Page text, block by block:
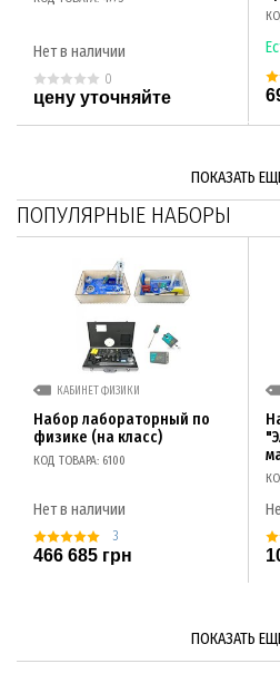
Нет в наличии
0
цену уточняйте
ПОКАЗАТЬ
ПОПУЛЯРНЫЕ НАБОРЫ
КАБИНЕТ ФИЗИКИ
Набор лабораторный по
физике (на класс)
КОД ТОВАРА: 6100
Нет в наличии
3
466 685 грн
ПОКАЗАТЬ